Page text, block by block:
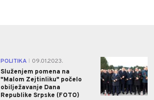
POLITIKA
09.01.2023.
Služenjem pomena na
"Malom Zejtinliku" počelo
obilježavanje Dana
Republike Srpske (FOTO)